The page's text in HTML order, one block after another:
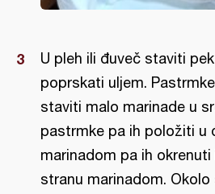
U pleh ili đuveč staviti
poprskati uljem.
staviti malo marinade u
pastrmke pa ih položiti u
marinadom pa ih
stranu marinadom.